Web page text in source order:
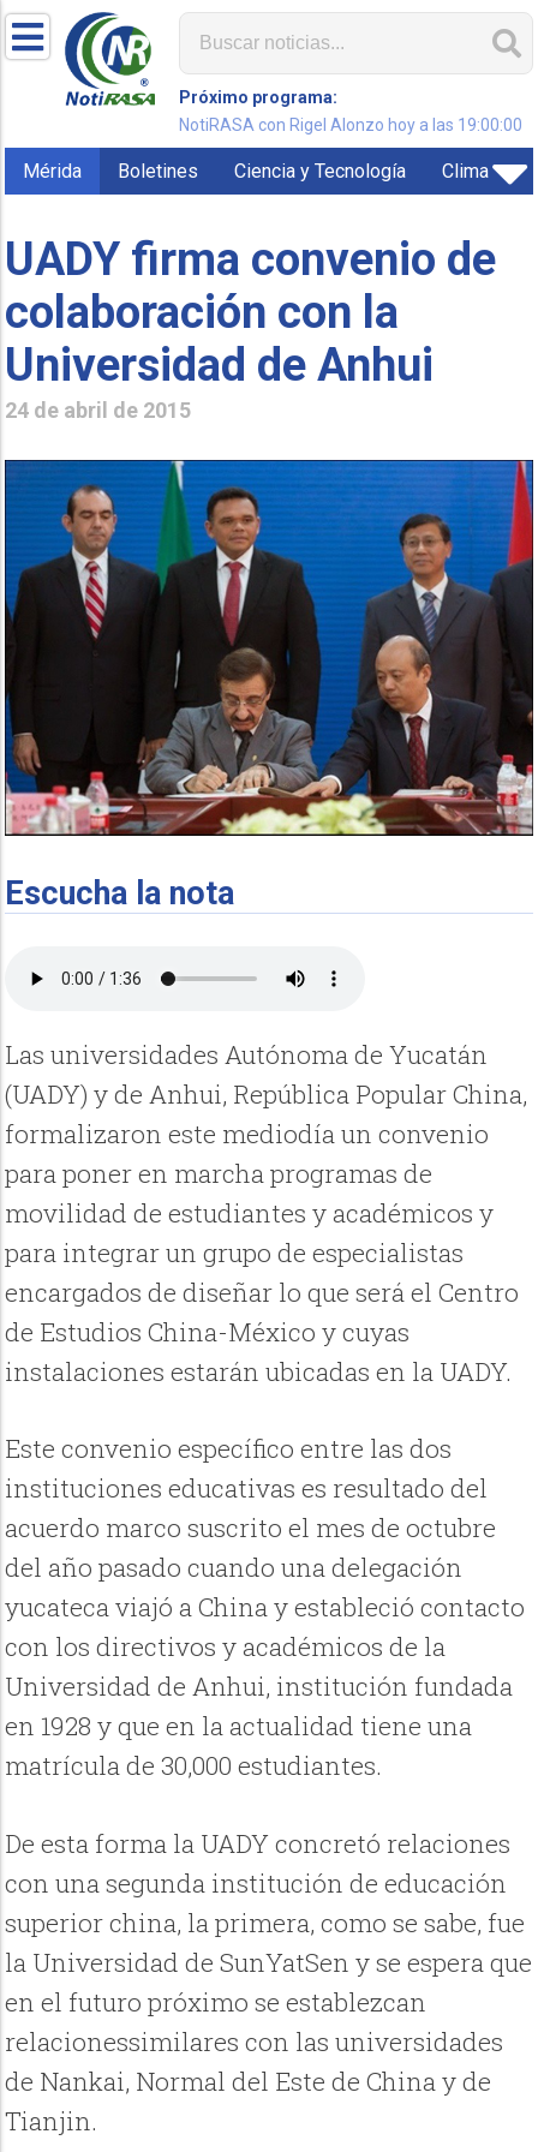
Próximo programa:
NotiRASA con Rigel Alonzo hoy a las 19:00:00
Mérida Boletines Ciencia y Tecnología Clima
UADY firma convenio de
colaboración con la
Universidad de Anhui
24 de abril de 2015
Escucha la nota
Las universidades Autónoma de Yucatán
(UADY) y de Anhui, República Popular China,
formalizaron este mediodía un convenio
para poner en marcha programas de
movilidad de estudiantes y académicos y
para integrar un grupo de especialistas
encargados de diseñar lo que será el Centro
de Estudios China-México y cuyas
instalaciones estarán ubicadas en la UADY.
Este convenio específico entre las dos
instituciones educativas es resultado del
acuerdo marco suscrito el mes de octubre
del año pasado cuando una delegación
yucateca viajó a China y estableció contacto
con los directivos y académicos de la
Universidad de Anhui, institución fundada
en 1928 y que en la actualidad tiene una
matrícula de 30,000 estudiantes.
De esta forma la UADY concretó relaciones
con una segunda institución de educación
superior china, la primera, como se sabe, fue
la Universidad de SunYatSen y se espera que
en el futuro próximo se establezcan
relacionessimilares con las universidades
de Nankai, Normal del Este de China y de
Tianjin.